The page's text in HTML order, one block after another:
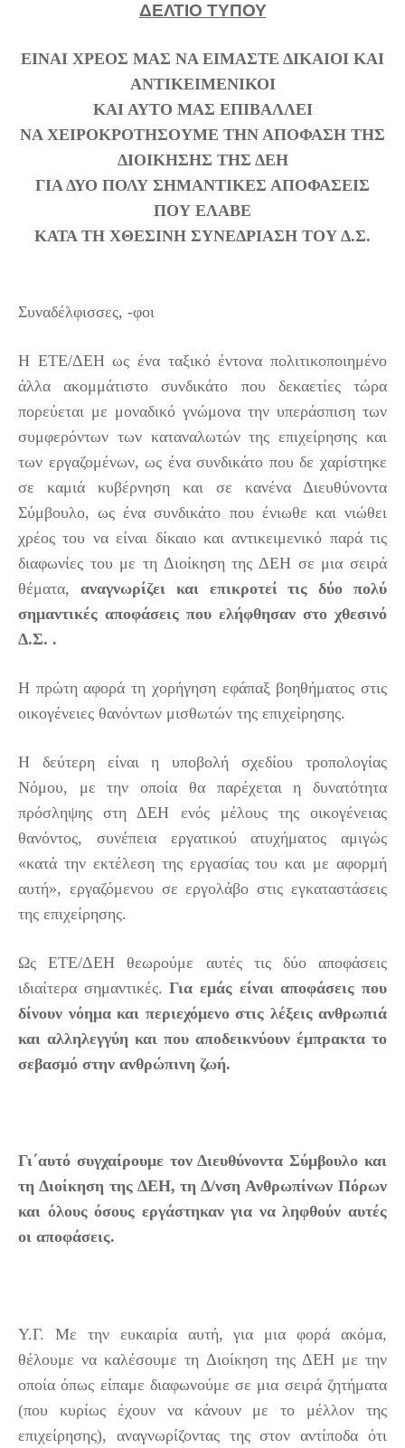
ΔΕΛΤΙΟ ΤΥΠΟΥ
ΕΙΝΑΙ ΧΡΕΟΣ ΜΑΣ ΝΑ ΕΙΜΑΣΤΕ ΔΙΚΑΙΟΙ ΚΑΙ
ΑΝΤΙΚΕΙΜΕΝΙΚΟΙ
ΚΑΙ ΑΥΤΟ ΜΑΣ ΕΠΙΒΑΛΛΕΙ
ΝΑ ΧΕΙΡΟΚΡΟΤΗΣΟΥΜΕ ΤΗΝ ΑΠΟΦΑΣΗ ΤΗΣ
ΔΙΟΙΚΗΣΗΣ ΤΗΣ ΔΕΗ
ΓΙΑ ΔΥΟ ΠΟΛΥ ΣΗΜΑΝΤΙΚΕΣ ΑΠΟΦΑΣΕΙΣ
ΠΟΥ ΕΛΑΒΕ
ΚΑΤΑ ΤΗ ΧΘΕΣΙΝΗ ΣΥΝΕΔΡΙΑΣΗ ΤΟΥ Δ.Σ.
Συναδέλφισσες, -φοι
Η ΕΤΕ/ΔΕΗ ως ένα ταξικό έντονα πολιτικοποιημένο
άλλα ακομμάτιστο συνδικάτο που δεκαετίες τώρα
πορεύεται με μοναδικό γνώμονα την υπεράσπιση των
συμφερόντων των καταναλωτών της επιχείρησης και
των εργαζομένων, ως ένα συνδικάτο που δε χαρίστηκε
σε καμιά κυβέρνηση και σε κανένα Διευθύνοντα
Σύμβουλο, ως ένα συνδικάτο που ένιωθε και νιώθει
χρέος του να είναι δίκαιο και αντικειμενικό παρά τις
διαφωνίες του με τη Διοίκηση της ΔΕΗ σε μια σειρά
θέματα, αναγνωρίζει και επικροτεί τις δύο πολύ
σημαντικές αποφάσεις που ελήφθησαν στο χθεσινό
Δ.Σ. .
Η πρώτη αφορά τη χορήγηση εφάπαξ βοηθήματος στις
οικογένειες θανόντων μισθωτών της επιχείρησης.
Η δεύτερη είναι η υποβολή σχεδίου τροπολογίας
Νόμου, με την οποία θα παρέχεται η δυνατότητα
πρόσληψης στη ΔΕΗ ενός μέλους της οικογένειας
θανόντος, συνέπεια εργατικού ατυχήματος αμιγώς
«κατά την εκτέλεση της εργασίας του και με αφορμή
αυτή», εργαζόμενου σε εργολάβο στις εγκαταστάσεις
της επιχείρησης.
Ως ΕΤΕ/ΔΕΗ θεωρούμε αυτές τις δύο αποφάσεις
ιδιαίτερα σημαντικές.Για εμάς είναι αποφάσεις που
δίνουν νόημα και περιεχόμενο στις λέξεις ανθρωπιά
και αλληλεγγύη και που αποδεικνύουν έμπρακτα το
σεβασμό στην ανθρώπινη ζωή.
Γι΄αυτό συγχαίρουμε τον Διευθύνοντα Σύμβουλο και
τη Διοίκηση της ΔΕΗ, τη Δ/νση Ανθρωπίνων Πόρων
και όλους όσους εργάστηκαν για να ληφθούν αυτές
οι αποφάσεις.
Υ.Γ. Με την ευκαιρία αυτή, για μια φορά ακόμα,
θέλουμε να καλέσουμε τη Διοίκηση της ΔΕΗ με την
οποία όπως είπαμε διαφωνούμε σε μια σειρά ζητήματα
(που κυρίως έχουν να κάνουν με το μέλλον της
επιχείρησης), αναγνωρίζοντας της στον αντίποδα ότι